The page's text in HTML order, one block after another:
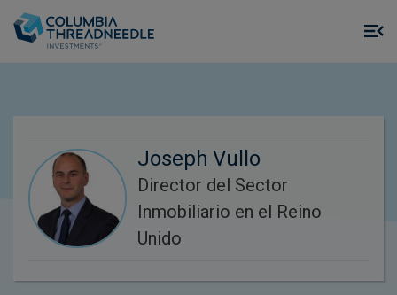
Joseph Vullo
Director del Sector
Inmobiliario en el Reino
Unido